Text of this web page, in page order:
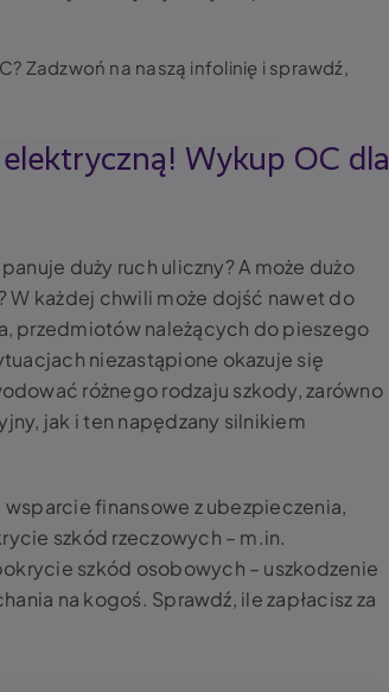
Zadzwoń na naszą infolinię i sprawdź,
Wykup OC dla
duży ruch uliczny? A może dużo
W każdej chwili może dojść nawet do
przedmiotów należących do pieszego
niezastąpione okazuje się
różnego rodzaju szkody, zarówno
jak i ten napędzany silnikiem
finansowe z ubezpieczenia,
szkód rzeczowych – m.in.
szkód osobowych – uszkodzenie
na kogoś. Sprawdź, ile zapłacisz za